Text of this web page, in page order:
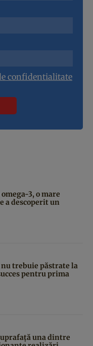
confidentialitate
3, o mare
a descoperit un
trebuie păstrate la
pentru prima
una dintre